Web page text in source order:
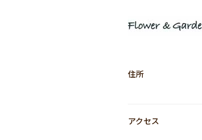
住所
アクセス